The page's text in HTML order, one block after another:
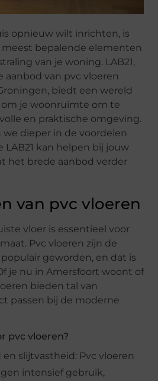
opnieuw wilt inrichten, is
meest bepalende elementen
van je woning. LAB21,
van pvc vloeren
biedt een wereld
je woonruimte om te
en praktische omgeving.
dieper in de voordelen
LAB21 kan helpen bij jouw
het brede aanbod verder
van pvc vloeren
vloer is essentieel voor
Pvc vloeren zijn de
geworden, en dat is
je nu in Amersfoort woont of
bieden tal van
passen bij de moderne
pvc vloeren?
slijtvastheid: Pvc vloeren
intensief gebruik,